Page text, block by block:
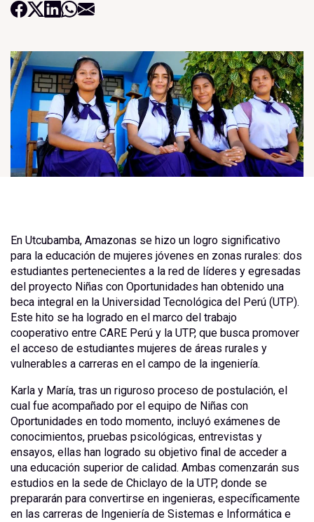
En Utcubamba, Amazonas se hizo un logro significativo
para la educación de mujeres jóvenes en zonas rurales: dos
estudiantes pertenecientes a la red de líderes y egresadas
del proyecto Niñas con Oportunidades han obtenido una
beca integral en la Universidad Tecnológica del Perú (UTP).
Este hito se ha logrado en el marco del trabajo
cooperativo entre CARE Perú y la UTP, que busca promover
el acceso de estudiantes mujeres de áreas rurales y
vulnerables a carreras en el campo de la ingeniería.
Karla y María, tras un riguroso proceso de postulación, el
cual fue acompañado por el equipo de Niñas con
Oportunidades en todo momento, incluyó exámenes de
conocimientos, pruebas psicológicas, entrevistas y
ensayos, ellas han logrado su objetivo final de acceder a
una educación superior de calidad. Ambas comenzarán sus
estudios en la sede de Chiclayo de la UTP, donde se
prepararán para convertirse en ingenieras, específicamente
en las carreras de Ingeniería de Sistemas e Informática e